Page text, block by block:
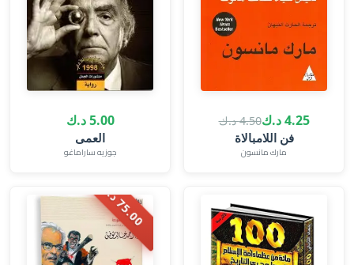
4.25 د.ك 4.50 د.ك
فن اللامبالاة
مارك مانسون
5.00 د.ك
العمى
جوزيه ساراماغو
7
5
.
0
0
د
.
ك